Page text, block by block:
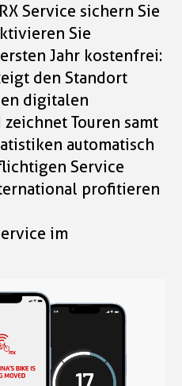
Service sichern Sie
Sie
Jahr kostenfrei:
den Standort
digitalen
Touren samt
automatisch
Service
profitieren
im